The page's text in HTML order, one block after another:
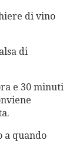
di vino
di
e 30 minuti
a quando